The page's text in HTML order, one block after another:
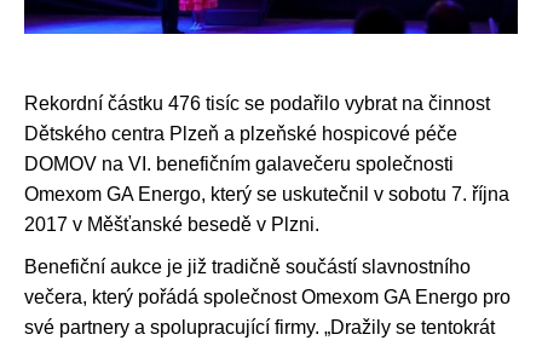
Rekordní částku 476 tisíc se podařilo vybrat na činnost
Dětského centra Plzeň a plzeňské hospicové péče
DOMOV na VI. benefičním galavečeru společnosti
Omexom GA Energo, který se uskutečnil v sobotu 7. října
2017 v Měšťanské besedě v Plzni.
Benefiční aukce je již tradičně součástí slavnostního
večera, který pořádá společnost Omexom GA Energo pro
své partnery a spolupracující firmy. „Dražily se tentokrát